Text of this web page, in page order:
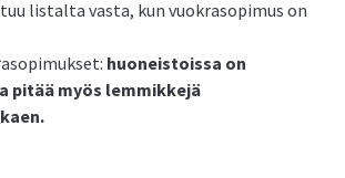
listalta vasta, kun vuokrasopimus on
huoneistoissa on
pitää myös lemmikkejä